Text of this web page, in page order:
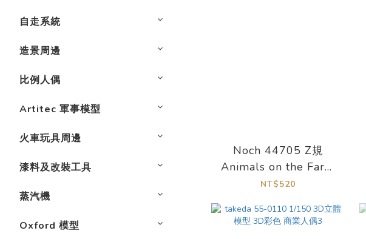
自走系統
造景周邊
比例人偶
Artitec 軍事模型
火車玩具周邊
漆料及改裝工具
蒸汽機
Oxford 模型
Noch 44705 Z規
Animals on the Farm
農場動物
NT$520